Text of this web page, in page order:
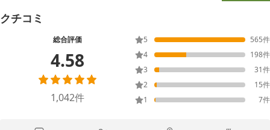
クチコミ
総合評価
4.58
1,042件
5 565件
4
198件
3
31件
2
15件
1
7件